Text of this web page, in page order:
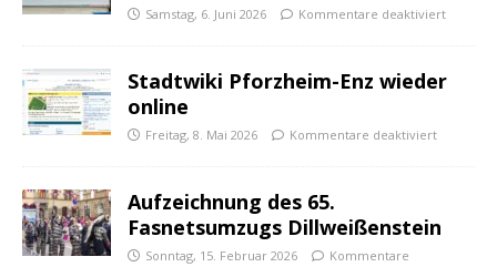
Samstag, 6. Juni 2026 Kommentare deaktiviert
Stadtwiki Pforzheim-Enz wieder
online
Freitag, 8. Mai 2026 Kommentare deaktiviert
Aufzeichnung des 65.
Fasnetsumzugs Dillweißenstein
Sonntag, 15. Februar 2026
Kommentare